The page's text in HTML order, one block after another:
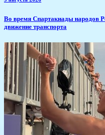
​Во время Спартакиады народов
движение транспорта